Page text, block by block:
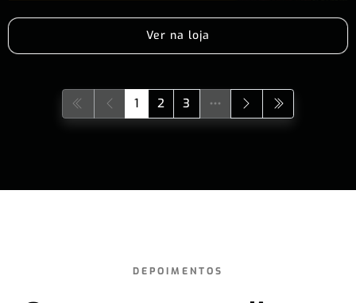
Ver na loja
1 2 3
DEPOIMENTOS